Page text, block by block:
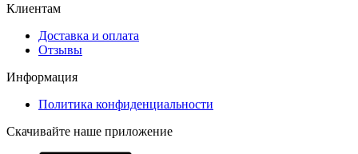
Клиентам
Доставка и оплата
Отзывы
Информация
Политика конфиденциальности
Скачивайте наше приложение